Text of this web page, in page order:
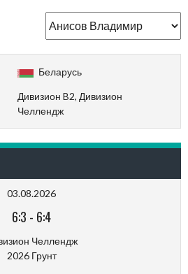
Беларусь
Дивизион B2, Дивизион
Челлендж
03.08.2026
6:3 - 6:4
Челлендж
2026 Грунт